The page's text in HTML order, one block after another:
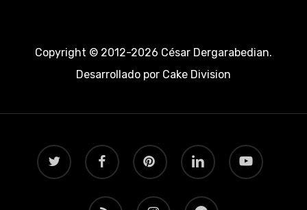
Copyright © 2012-2026 César Dergarabedian.
Desarrollado porCake Division
twitter facebook pinterest linkedin youtube
RSS instagram telegram